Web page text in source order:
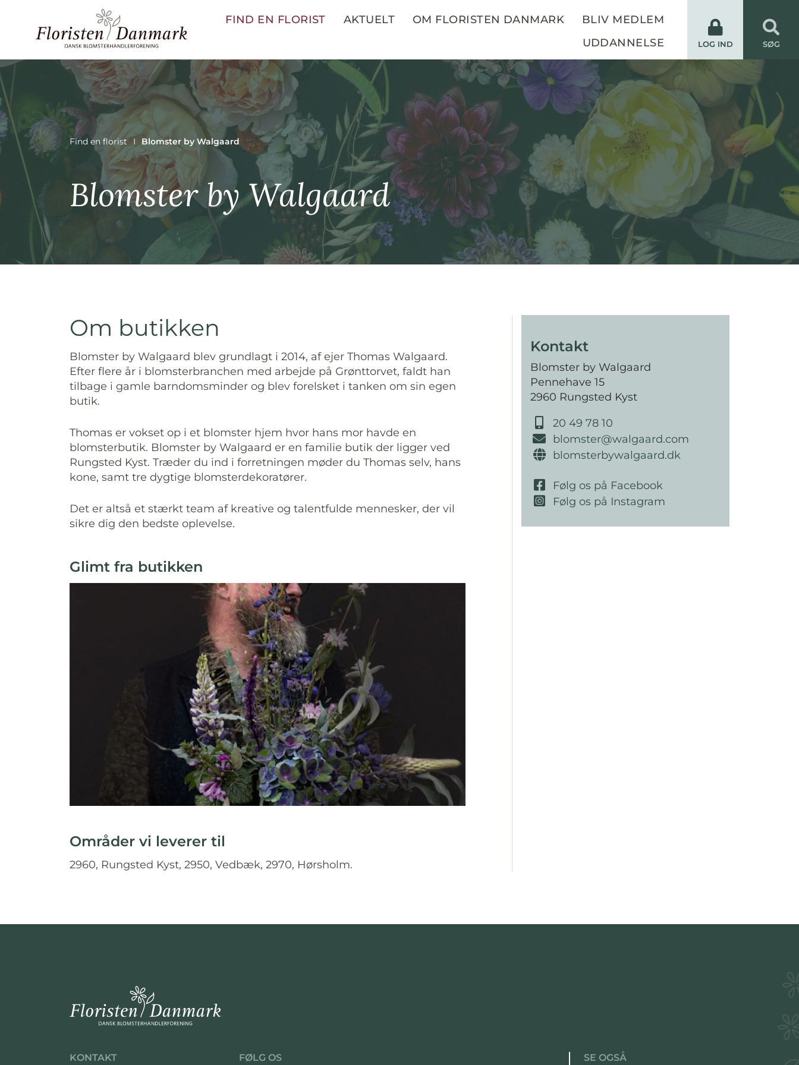
FIND EN FLORIST AKTUELT OM FLORISTEN DANMARK
BLIV MEDLEM
UDDANNELSE
LOG IND SØG
Find en florist Blomster by Walgaard
Blomster by Walgaard
Om butikken
Blomster by Walgaard blev grundlagt i 2014, af ejer Thomas Walgaard.
Efter flere år i blomsterbranchen med arbejde på Grønttorvet, faldt han
tilbage i gamle barndomsminder og blev forelsket i tanken om sin egen
butik.
Thomas er vokset op i et blomster hjem hvor hans mor havde en
blomsterbutik. Blomster by Walgaard er en familie butik der ligger ved
Rungsted Kyst. Træder du ind i forretningen møder du Thomas selv, hans
kone, samt tre dygtige blomsterdekoratører.
Det er altså et stærkt team af kreative og talentfulde mennesker, der vil
sikre dig den bedste oplevelse.
Glimt fra butikken
Områder vi leverer til
2960, Rungsted Kyst, 2950, Vedbæk, 2970, Hørsholm.
Kontakt
Blomster by Walgaard
Pennehave 15
2960 Rungsted Kyst
20 49 78 10
blomster@walgaard.com
blomsterbywalgaard.dk
Følg os på Facebook
Følg os på Instagram
KONTAKT FØLG OS SE OGSÅ